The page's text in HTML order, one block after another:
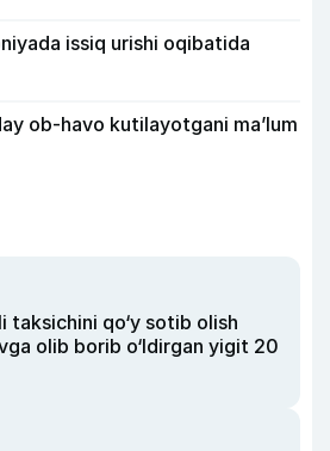
issiq urishi oqibatida
ob-havo kutilayotgani ma’lum
taksichini qo‘y sotib olish
olib borib o‘ldirgan yigit 20